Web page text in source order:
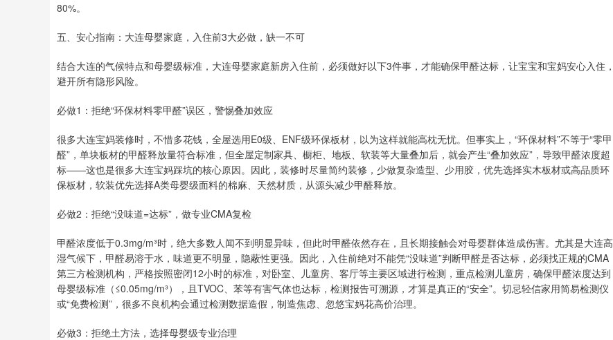
80%。
五、安心指南：大连母婴家庭，入住前3大必做，缺一不可
结合大连的气候特点和母婴级标准，大连母婴家庭新房入住前，必须做好以下3件事，才能确保甲醛达标，让宝宝和宝妈安心入住，
避开所有隐形风险。
必做1：拒绝“环保材料零甲醛”误区，警惕叠加效应
很多大连宝妈装修时，不惜多花钱，全屋选用E0级、ENF级环保板材，以为这样就能高枕无忧。但事实上，“环保材料”不等于“零甲
醛”，单块板材的甲醛释放量符合标准，但全屋定制家具、橱柜、地板、软装等大量叠加后，就会产生“叠加效应”，导致甲醛浓度超
标——这也是很多大连宝妈踩坑的核心原因。因此，装修时尽量简约装修，少做复杂造型、少用胶，优先选择实木板材或高品质环
保板材，软装优先选择A类母婴级面料的棉麻、天然材质，从源头减少甲醛释放。
必做2：拒绝“没味道=达标”，做专业CMA复检
甲醛浓度低于0.3mg/m³时，绝大多数人闻不到明显异味，但此时甲醛依然存在，且长期接触会对母婴群体造成伤害。尤其是大连高
湿气候下，甲醛易溶于水，味道更不明显，隐蔽性更强。因此，入住前绝对不能凭“没味道”判断甲醛是否达标，必须找正规的CMA
第三方检测机构，严格按照密闭12小时的标准，对卧室、儿童房、客厅等主要区域进行检测，重点检测儿童房，确保甲醛浓度达到
母婴级标准（≤0.05mg/m³），且TVOC、苯等有害气体也达标，检测报告可溯源，才算是真正的“安全”。切忌轻信家用简易检测仪
或“免费检测”，很多不良机构会通过检测数据造假，制造焦虑、忽悠宝妈花高价治理。
必做3：拒绝土方法，选择母婴级专业治理